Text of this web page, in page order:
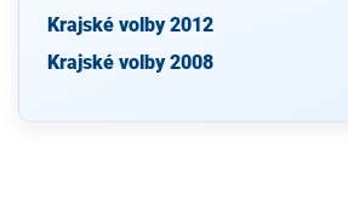
Krajské volby 2012
Krajské volby 2008